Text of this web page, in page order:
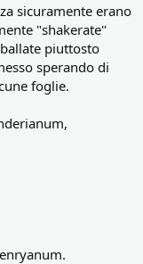
sicuramente erano
"shakerate"
piuttosto
sperando di
foglie.